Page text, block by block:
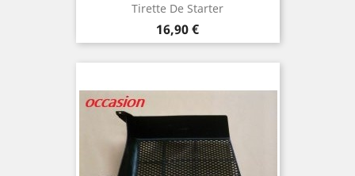
Tirette De Starter
Prix
16,90 €